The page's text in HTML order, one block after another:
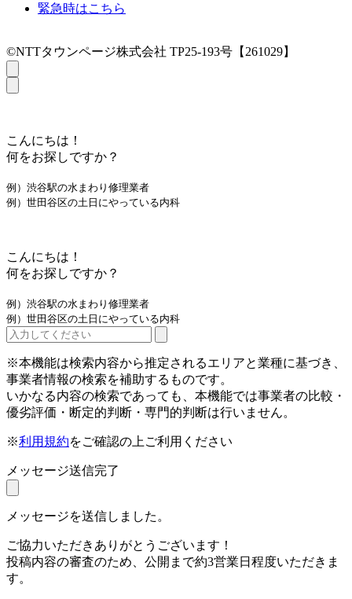
緊急時はこちら
©NTTタウンページ株式会社 TP25-193号【261029】
こんにちは！
何をお探しですか？
例）渋谷駅の水まわり修理業者
例）世田谷区の土日にやっている内科
こんにちは！
何をお探しですか？
例）渋谷駅の水まわり修理業者
例）世田谷区の土日にやっている内科
※本機能は検索内容から推定されるエリアと業種に基づき、
事業者情報の検索を補助するものです。
いかなる内容の検索であっても、本機能では事業者の比較・
優劣評価・断定的判断・専門的判断は行いません。
※利用規約をご確認の上ご利用ください
メッセージ送信完了
メッセージを送信しました。
ご協力いただきありがとうございます！
投稿内容の審査のため、公開まで約3営業日程度いただきま
す。